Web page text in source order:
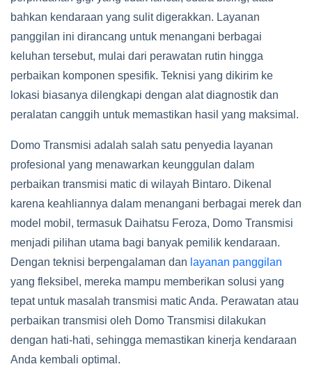
bahkan kendaraan yang sulit digerakkan. Layanan
panggilan ini dirancang untuk menangani berbagai
keluhan tersebut, mulai dari perawatan rutin hingga
perbaikan komponen spesifik. Teknisi yang dikirim ke
lokasi biasanya dilengkapi dengan alat diagnostik dan
peralatan canggih untuk memastikan hasil yang maksimal.
Domo Transmisi adalah salah satu penyedia layanan
profesional yang menawarkan keunggulan dalam
perbaikan transmisi matic di wilayah Bintaro. Dikenal
karena keahliannya dalam menangani berbagai merek dan
model mobil, termasuk Daihatsu Feroza, Domo Transmisi
menjadi pilihan utama bagi banyak pemilik kendaraan.
Dengan teknisi berpengalaman dan layanan panggilan
yang fleksibel, mereka mampu memberikan solusi yang
tepat untuk masalah transmisi matic Anda. Perawatan atau
perbaikan transmisi oleh Domo Transmisi dilakukan
dengan hati-hati, sehingga memastikan kinerja kendaraan
Anda kembali optimal.